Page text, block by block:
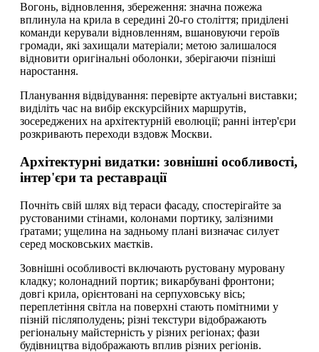
Вогонь, відновлення, збереження: значна пожежа
вплинула на крила в середині 20-го століття; приділені
команди керували відновленням, вшановуючи героїв
громади, які захищали матеріали; метою залишалося
відновити оригінальні оболонки, зберігаючи пізніші
наростання.
Планування відвідування: перевірте актуальні виставки;
виділіть час на вибір екскурсійних маршрутів,
зосереджених на архітектурній еволюції; ранні інтер'єри
розкривають переходи вздовж Москви.
Архітектурні видатки: зовнішні особливості,
інтер'єри та реставрації
Почніть свій шлях від тераси фасаду, спостерігайте за
рустованими стінами, колонами портику, залізними
ґратами; ущелина на задньому плані визначає силует
серед московських маєтків.
Зовнішні особливості включають рустовану муровану
кладку; колонадний портик; викарбувані фронтони;
довгі крила, орієнтовані на серпуховську вісь;
переплетіння світла на поверхні стають помітними у
пізній післяполудень; різні текстури відображають
регіональну майстерність у різних регіонах; фази
будівництва відображають вплив різних регіонів.